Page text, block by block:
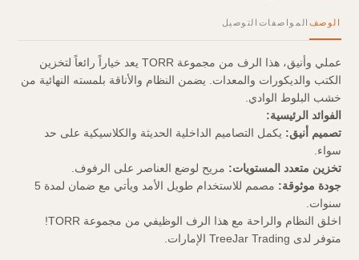
الوصف المواصفات التوصيل
عملي وأنيق، هذا الرف من مجموعة TORR يعد خياراً رائعاً لتخزين
الكتب والديكورات والمعدات. يضمن النظام والأناقة بلمسته النهائية من
خشب البلوط الوادي.
الفوائد الرئيسية:
تصميم أنيق: يكمل التصاميم الداخلية الحديثة والكلاسيكية على حد
سواء.
تخزين متعدد المستويات: مريح لوضع العناصر على الرفوف.
جودة موثوقة:
مصمم للاستخدام طويل الأمد ويأتي مع ضمان لمدة 5
سنوات.
اخلق النظام والراحة مع هذا الرف الوظيفي من مجموعة TORR!
متوفر لدى TreeJar Trading الإمارات.